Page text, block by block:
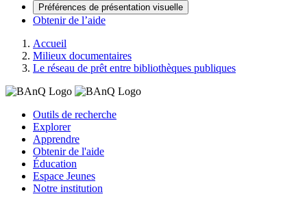
Préférences de présentation visuelle
Obtenir de l’aide
Accueil
Milieux documentaires
Le réseau de prêt entre bibliothèques publiques
Outils de recherche
Explorer
Apprendre
Obtenir de l'aide
Éducation
Espace Jeunes
Notre institution